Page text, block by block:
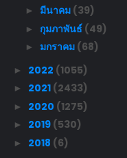
► มีนาคม (39)
► กุมภาพันธ์ (49)
► มกราคม (68)
► 2022 (1055)
► 2021 (2433)
► 2020 (1275)
► 2019 (530)
► 2018 (6)